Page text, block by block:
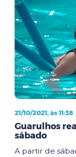
21/10/2021, às 11:38
Guarulhos
sábado
A partir de